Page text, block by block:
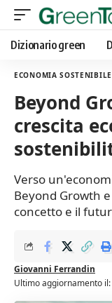
Dizionario green
ECONOMIA SOSTENIBILE
Beyond
crescita
Verso
Beyond Growth
concetto e il
Ultimo aggiornamento
Giovanni Ferrandin